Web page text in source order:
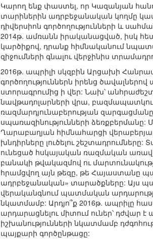
Կարող ենք փաստել, որ Կազանյան
տարիներին ադրբեջանական կողմը
դիվերսիոն գործողությունների և
2014թ. ամռանն իրականացված, իսկ
կարծիքով, դրանք հիմնականում
զիջումների գնալու վերջինիս
2016թ. ապրիլի սկզբին Արցախի
գործողություններն իրենց
ստորագրումից ի վեր: Նախ՝
նավթադոլարների վրա, բազմապատկում
ռազմարդյունաբերության
սպառազինությունների
Ղարաբաղյան հիմնահարցի
խնդիրները լուծելու
ունեցած հսկայական ռազմական
բանակի թվակազմով ու
հրամցվող այն թեզը, թե Հայաստանը
ադրբեջանական» տարածքները: Այս
վերականգնում պատմական
նկատմամբ: Արդյո՞ք 2016թ. ապրիլը
արդարացնելու միտում ուներ՝ դժվար
իշխանությունների նկատմամբ
պայքարի գործընթացը: